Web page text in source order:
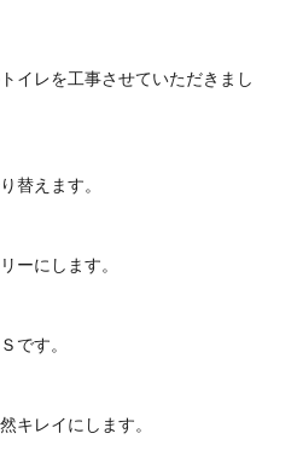
イレを工事させていただきまし
替えます。
ーにします。
です。
キレイにします。